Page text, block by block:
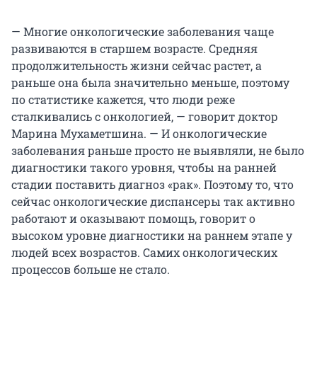
— Многие онкологические заболевания чаще
развиваются в старшем возрасте. Средняя
продолжительность жизни сейчас растет, а
раньше она была значительно меньше, поэтому
по статистике кажется, что люди реже
сталкивались с онкологией, — говорит доктор
Марина Мухаметшина. — И онкологические
заболевания раньше просто не выявляли, не было
диагностики такого уровня, чтобы на ранней
стадии поставить диагноз «рак». Поэтому то, что
сейчас онкологические диспансеры так активно
работают и оказывают помощь, говорит о
высоком уровне диагностики на раннем этапе у
людей всех возрастов. Самих онкологических
процессов больше не стало.